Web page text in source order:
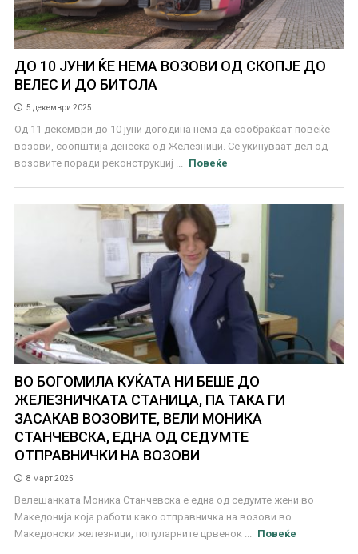
ДО 10 ЈУНИ ЌЕ НЕМА ВОЗОВИ ОД СКОПЈЕ ДО
ВЕЛЕС И ДО БИТОЛА
5 декември 2025
Од 11 декември до 10 јуни догодина нема да сообраќаат повеќе
возови, соопштија денеска од Железници. Се укинуваат дел од
возовите поради реконструкциј ...
Повеќе
ВО БОГОМИЛА КУЌАТА НИ БЕШЕ ДО
ЖЕЛЕЗНИЧКАТА СТАНИЦА, ПА ТАКА ГИ
ЗАСАКАВ ВОЗОВИТЕ, ВЕЛИ МОНИКА
СТАНЧЕВСКА, ЕДНА ОД СЕДУМТЕ
ОТПРАВНИЧКИ НА ВОЗОВИ
8 март 2025
Велешанката Моника Станчевска е една од седумте жени во
Македонија која работи како отправничка на возови во
Македонски железници, популарните црвенок ...
Повеќе